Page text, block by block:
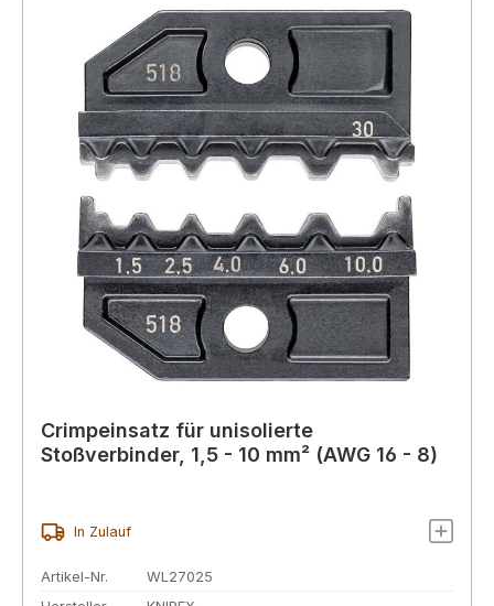
Crimpeinsatz für unisolierte
Stoßverbinder, 1,5 - 10 mm² (AWG 16 - 8)
In Zulauf
Artikel-Nr.
WL27025